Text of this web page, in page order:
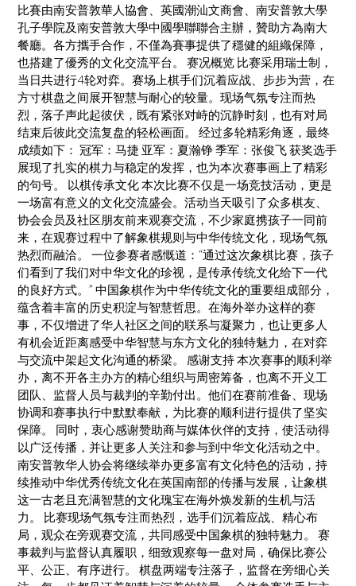
比賽由南安普敦華人協會、英國潮汕文商會、南安普敦大學
孔子學院及南安普敦大學中國學聯聯合主辦，贊助方為南大
餐廳。各方攜手合作，不僅為賽事提供了穩健的組織保障，
也搭建了優秀的文化交流平台。 赛况概览 比赛采用瑞士制，
当日共进行4轮对弈。赛场上棋手们沉着应战、步步为营，在
方寸棋盘之间展开智慧与耐心的较量。现场气氛专注而热
烈，落子声此起彼伏，既有紧张对峙的沉静时刻，也有对局
结束后彼此交流复盘的轻松画面。 经过多轮精彩角逐，最终
成绩如下： 冠军：马捷 亚军：夏瀚铮 季军：张俊飞 获奖选手
展现了扎实的棋力与稳定的发挥，也为本次赛事画上了精彩
的句号。 以棋传承文化 本次比赛不仅是一场竞技活动，更是
一场富有意义的文化交流盛会。活动当天吸引了众多棋友、
协会会员及社区朋友前来观赛交流，不少家庭携孩子一同前
来，在观赛过程中了解象棋规则与中华传统文化，现场气氛
热烈而融洽。 一位参赛者感慨道：“通过这次象棋比赛，孩子
们看到了我们对中华文化的珍视，是传承传统文化给下一代
的良好方式。” 中国象棋作为中华传统文化的重要组成部分，
蕴含着丰富的历史积淀与智慧哲思。在海外举办这样的赛
事，不仅增进了华人社区之间的联系与凝聚力，也让更多人
有机会近距离感受中华智慧与东方文化的独特魅力，在对弈
与交流中架起文化沟通的桥梁。 感谢支持 本次赛事的顺利举
办，离不开各主办方的精心组织与周密筹备，也离不开义工
团队、监督人员与裁判的辛勤付出。他们在赛前准备、现场
协调和赛事执行中默默奉献，为比赛的顺利进行提供了坚实
保障。 同时，衷心感谢赞助商与媒体伙伴的支持，使活动得
以广泛传播，并让更多人关注和参与到中华文化活动之中。
南安普敦华人协会将继续举办更多富有文化特色的活动，持
续推动中华优秀传统文化在英国南部的传播与发展，让象棋
这一古老且充满智慧的文化瑰宝在海外焕发新的生机与活
力。 比赛现场气氛专注而热烈，选手们沉着应战、精心布
局，观众在旁观赛交流，共同感受中国象棋的独特魅力。 赛
事裁判与监督认真履职，细致观察每一盘对局，确保比赛公
平、公正、有序进行。 棋盘两端专注落子，监督在旁细心关